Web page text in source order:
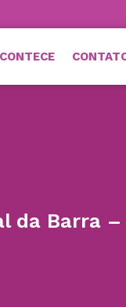
da Barra –